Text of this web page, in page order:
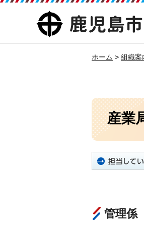
鹿児島市
ホーム > 組織案
産業
管理係